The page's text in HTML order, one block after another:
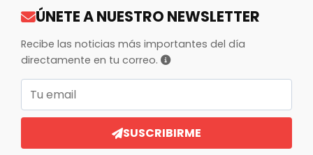
ÚNETE A NUESTRO NEWSLETTER
Recibe las noticias más importantes del día
directamente en tu correo.
SUSCRIBIRME